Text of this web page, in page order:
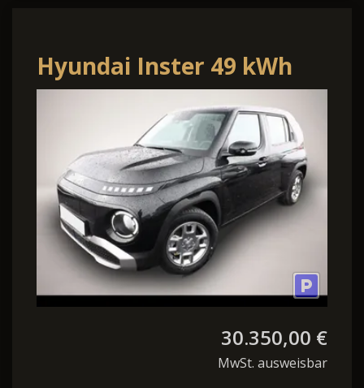
Hyundai Inster 49 kWh
Nav Pano 17Z SHZ
Privacy ACC LED
30.350,00 €
MwSt. ausweisbar